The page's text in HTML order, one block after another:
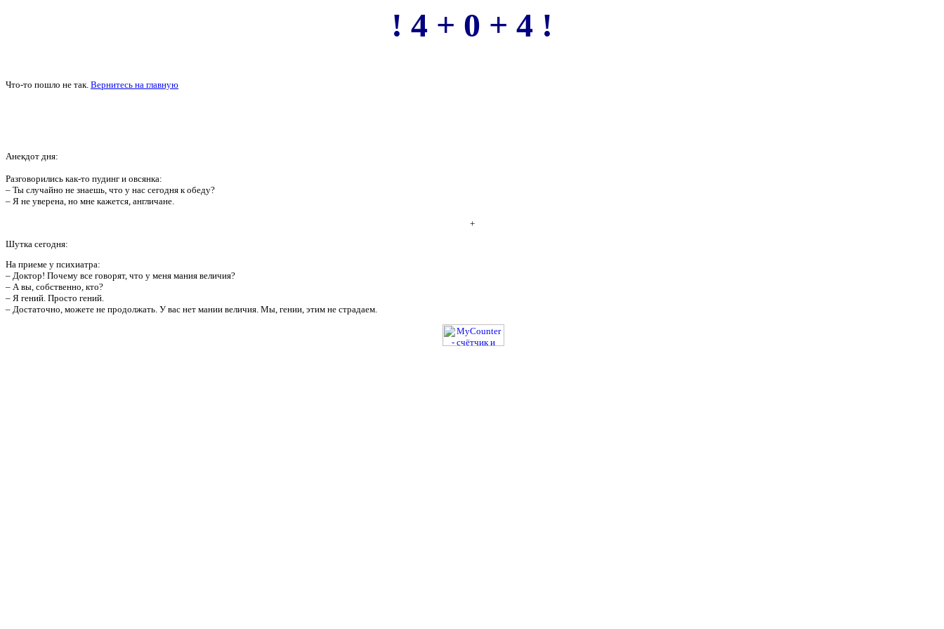
! 4 + 0 + 4 !
Что-то пошло не так. Вернитесь на главную
Анекдот дня:
Разговорились как-то пудинг и овсянка:
– Ты случайно не знаешь, что у нас сегодня к обеду?
– Я не уверена, но мне кажется, англичане.
+
Шутка сегодня:
На приеме у психиатра:
– Доктор! Почему все говорят, что у меня мания величия?
– А вы, собственно, кто?
– Я гений. Просто гений.
– Достаточно, можете не продолжать. У вас нет мании величия. Мы, гении, этим не страдаем.